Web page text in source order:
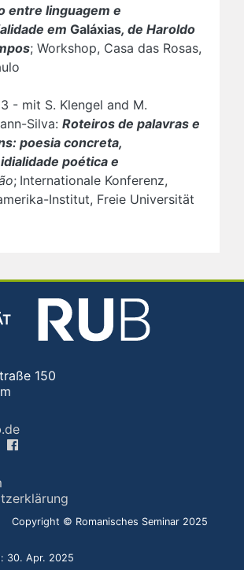
entre linguagem e
em Galáxias, de Haroldo
; Workshop, Casa das Rosas,
- mit S. Klengel and M.
Silva: Roteiros de palavras e
poesia concreta,
poética e
; Internationale Konferenz,
Institut, Freie Universität
150
Copyright © Romanisches Seminar 2025
30. Apr. 2025